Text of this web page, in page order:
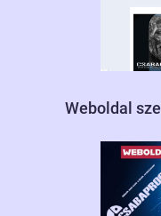
Weboldal